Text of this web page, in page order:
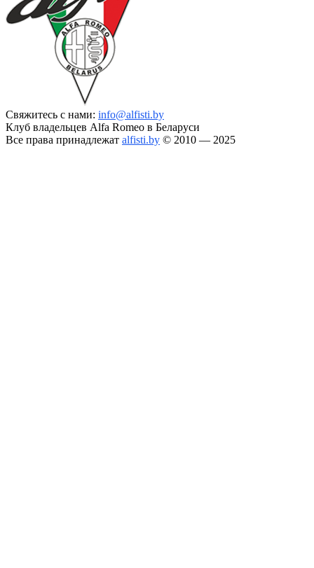
Свяжитесь с нами: info@alfisti.by
Клуб владельцев Alfa Romeo в Беларуси
Все права принадлежат alfisti.by © 2010 — 2025